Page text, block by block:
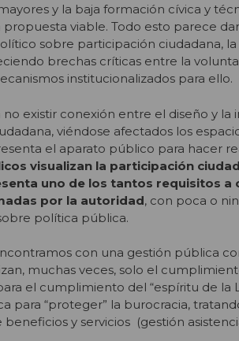
y la baja formación cívica y
propuesta viable. Todo esto parece
sobre participación ciudadana,
brechas críticas entre la
institucionalizados para ello.
no existir conexión entre el diseño y
, viéndose afectados los
el aparato público para hacer
visualizan la participación
uno de los tantos requisitos a
por la autoridad, con poca o
política pública.
con una gestión pública
muchas veces, solo el
el cumplimiento del “espíritu de la
para “proteger” la burocracia,
y servicios (gestión